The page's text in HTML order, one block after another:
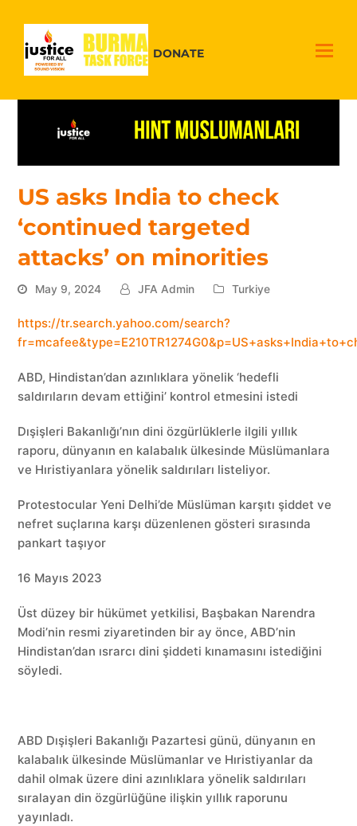
DONATE
US asks India to check
‘continued targeted
attacks’ on minorities
May 9, 2024 JFA Admin Turkiye
https://tr.search.yahoo.com/search?
ABD, Hindistan’dan azınlıklara yönelik ‘hedefli
saldırıların devam ettiğini’ kontrol etmesini istedi
Dışişleri Bakanlığı’nın dini özgürlüklerle ilgili yıllık
raporu, dünyanın en kalabalık ülkesinde Müslümanlara
ve Hıristiyanlara yönelik saldırıları listeliyor.
Protestocular Yeni Delhi’de Müslüman karşıtı şiddet ve
nefret suçlarına karşı düzenlenen gösteri sırasında
pankart taşıyor
16 Mayıs 2023
Üst düzey bir hükümet yetkilisi, Başbakan Narendra
Modi’nin resmi ziyaretinden bir ay önce, ABD’nin
Hindistan’dan ısrarcı dini şiddeti kınamasını istediğini
söyledi.
ABD Dışişleri Bakanlığı Pazartesi günü, dünyanın en
kalabalık ülkesinde Müslümanlar ve Hıristiyanlar da
dahil olmak üzere dini azınlıklara yönelik saldırıları
sıralayan din özgürlüğüne ilişkin yıllık raporunu
yayınladı.